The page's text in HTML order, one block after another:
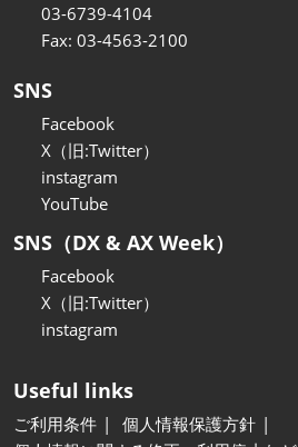
03-6739-4104
Fax: 03-4563-2100
SNS
Facebook
X（旧:Twitter）
instagram
YouTube
SNS（DX & AX Week）
Facebook
X（旧:Twitter）
instagram
Useful links
ご利用条件
個人情報保護方針